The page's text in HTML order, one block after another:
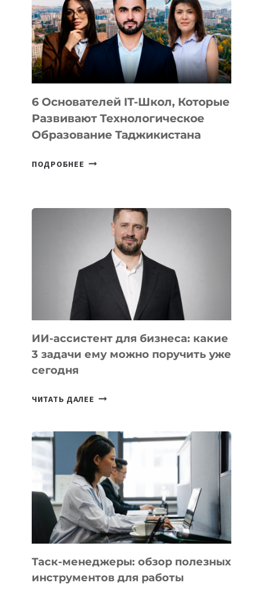
НОВОГО
УСТРОЙСТВА
ОТ
OPENAI
6 Основателей IT-Школ, Которые
Развивают Технологическое
Образование Таджикистана
ПОДРОБНЕЕ 6
КОТОРЫЕ
РАЗВИВАЮТ
ТЕХНОЛОГИЧЕСКОЕ
ОБРАЗОВАНИЕ
ТАДЖИКИСТАНА
ИИ-ассистент для бизнеса: какие
3 задачи ему можно поручить уже
сегодня
ЧИТАТЬ ДАЛЕЕ ИИ-
БИЗНЕСА:
КАКИЕ
3
ЗАДАЧИ
ЕМУ
МОЖНО
ПОРУЧИТЬ
УЖЕ
СЕГОДНЯ
Таск-менеджеры: обзор полезных
инструментов для работы